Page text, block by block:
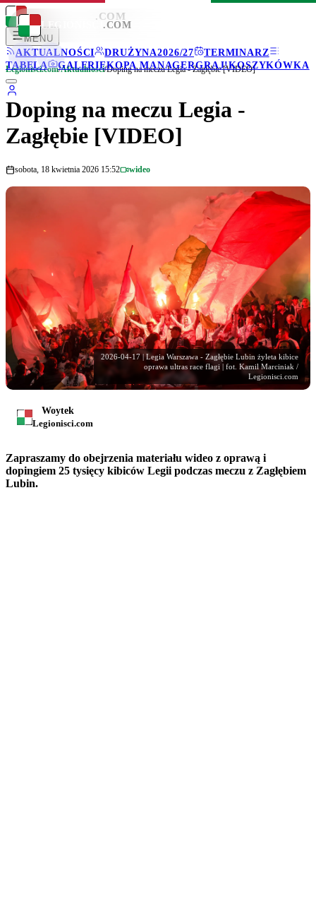
LEGIONISCI .COM
MENU
AKTUALNOŚCI
DRUŻYNA2026/27
TERMINARZ
TABELA
GALERIEKOPA MANAGERGRAJ!KOSZYKÓWKA
LEGIONISCI .COM
Legionisci.com/Aktualności/Doping na meczu Legia - Zagłębie [VIDEO]
Doping na meczu Legia -
Zagłębie [VIDEO]
sobota, 18 kwietnia 2026 15:52 wideo
2026-04-17 | Legia Warszawa - Zagłębie Lubin żyleta kibice
oprawa ultras race flagi | fot. Kamil Marciniak /
Legionisci.com
Woytek
Legionisci.com
Zapraszamy do obejrzenia materiału wideo z oprawą i
dopingiem 25 tysięcy kibiców Legii podczas meczu z Zagłębiem
Lubin.